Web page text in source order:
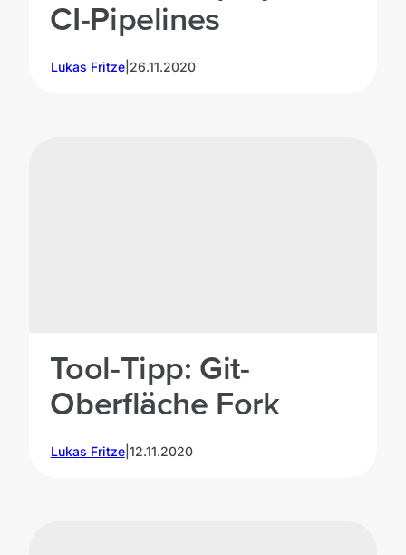
CI-Pipelines
Lukas Fritze| 26.11.2020
Tool-Tipp: Git-
Oberfläche Fork
Lukas Fritze| 12.11.2020